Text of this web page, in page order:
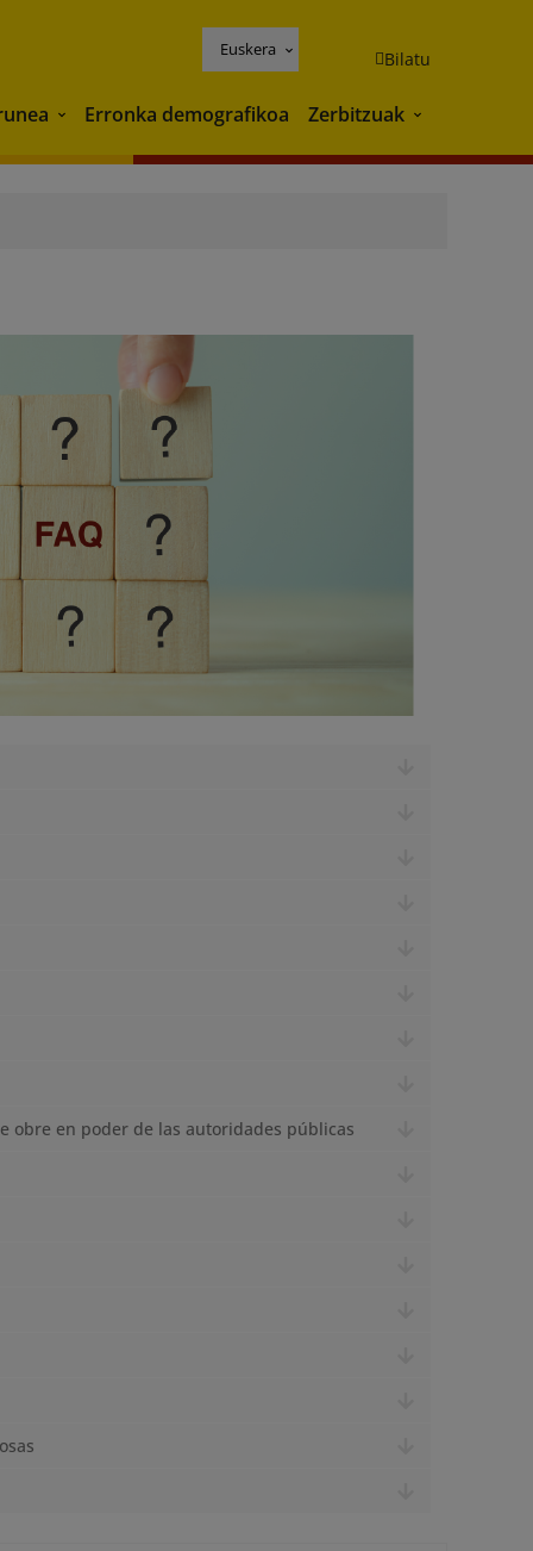
Euskera Bilatu
Ingurunea
Erronka demografikoa Zerbitzuak Zerbitzuak
obre en poder de las autoridades públicas